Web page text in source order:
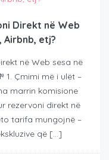
Direkt në Web
Airbnb, etj?
në Web sesa në
1. Çmimi më i ulët –
marrin komisione
rezervoni direkt në
tarifa mungojnë –
që […]